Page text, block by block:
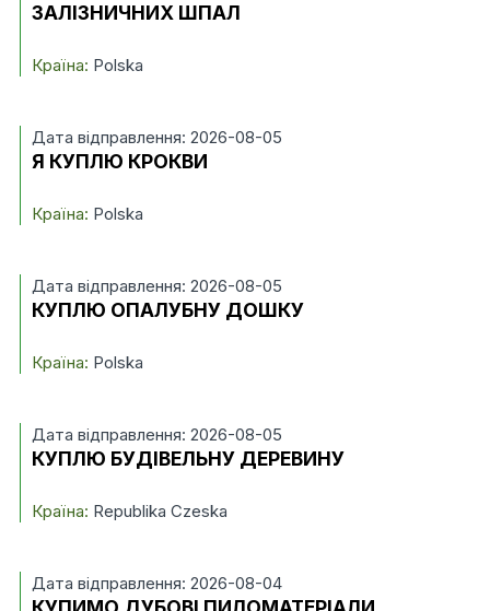
ЗАЛІЗНИЧНИХ ШПАЛ
Країна: Polska
Дата відправлення: 2026-08-05
Я КУПЛЮ КРОКВИ
Країна: Polska
Дата відправлення: 2026-08-05
КУПЛЮ ОПАЛУБНУ ДОШКУ
Країна: Polska
Дата відправлення: 2026-08-05
КУПЛЮ БУДІВЕЛЬНУ ДЕРЕВИНУ
Країна: Republika Czeska
Дата відправлення: 2026-08-04